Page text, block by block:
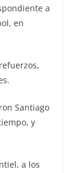
a
en
Santiago
y
a los